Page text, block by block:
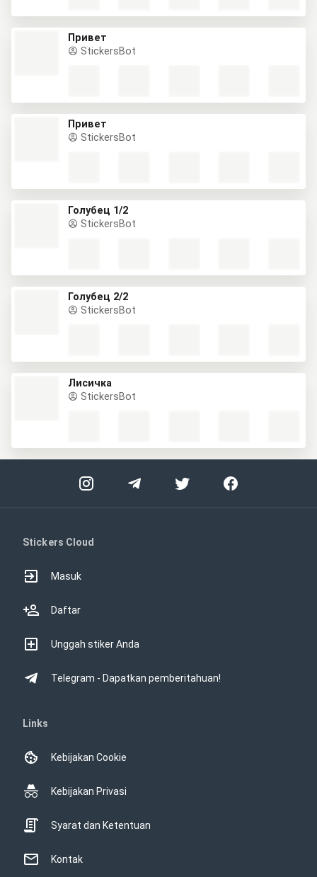
Привет
StickersBot
Привет
StickersBot
Голубец 1/2
StickersBot
Голубец 2/2
StickersBot
Лисичка
StickersBot
Stickers Cloud
Masuk
Daftar
Unggah stiker Anda
Telegram - Dapatkan pemberitahuan!
Links
Kebijakan Cookie
Kebijakan Privasi
Syarat dan Ketentuan
Kontak